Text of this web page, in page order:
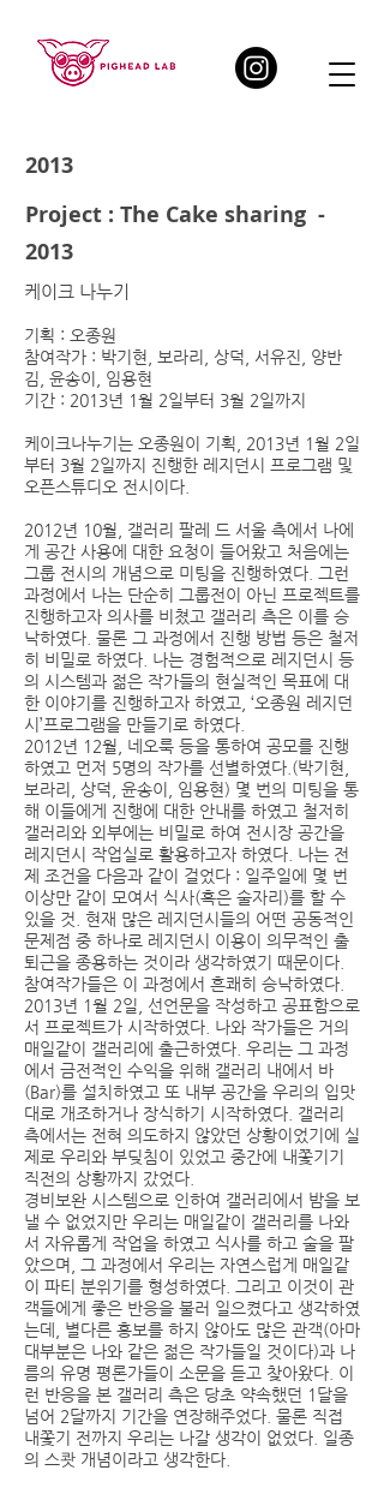
2013
Project : The Cake sharing -
2013
케이크 나누기
기획 : 오종원
참여작가 : 박기현, 보라리, 상덕, 서유진, 양반
김, 윤송이, 임용현
​기간 : 2013년 1월 2일부터 3월 2일까지
케이크나누기는 오종원이 기획, 2013년 1월 2일
부터 3월 2일까지 진행한 레지던시 프로그램 및
오픈스튜디오 전시이다.​
2012년 10월, 갤러리 팔레 드 서울 측에서 나에
게 공간 사용에 대한 요청이 들어왔고 처음에는
그룹 전시의 개념으로 미팅을 진행하였다. 그런
과정에서 나는 단순히 그룹전이 아닌 프로젝트를
진행하고자 의사를 비쳤고 갤러리 측은 이를 승
낙하였다. 물론 그 과정에서 진행 방법 등은 철저
히 비밀로 하였다. 나는 경험적으로 레지던시 등
의 시스템과 젊은 작가들의 현실적인 목표에 대
한 이야기를 진행하고자 하였고, ‘오종원 레지던
시’프로그램을 만들기로 하였다.
2012년 12월, 네오룩 등을 통하여 공모를 진행
하였고 먼저 5명의 작가를 선별하였다.(박기현,
보라리, 상덕, 윤송이, 임용현) 몇 번의 미팅을 통
해 이들에게 진행에 대한 안내를 하였고 철저히
갤러리와 외부에는 비밀로 하여 전시장 공간을
레지던시 작업실로 활용하고자 하였다. 나는 전
제 조건을 다음과 같이 걸었다 : 일주일에 몇 번
이상만 같이 모여서 식사(혹은 술자리)를 할 수
있을 것. 현재 많은 레지던시들의 어떤 공동적인
문제점 중 하나로 레지던시 이용이 의무적인 출
퇴근을 종용하는 것이라 생각하였기 때문이다.
참여작가들은 이 과정에서 흔쾌히 승낙하였다.
2013년 1월 2일, 선언문을 작성하고 공표함으로
서 프로젝트가 시작하였다. 나와 작가들은 거의
매일같이 갤러리에 출근하였다. 우리는 그 과정
에서 금전적인 수익을 위해 갤러리 내에서 바
(Bar)를 설치하였고 또 내부 공간을 우리의 입맛
대로 개조하거나 장식하기 시작하였다. 갤러리
측에서는 전혀 의도하지 않았던 상황이었기에 실
제로 우리와 부딪침이 있었고 중간에 내쫓기기
직전의 상황까지 갔었다.
경비보완 시스템으로 인하여 갤러리에서 밤을 보
낼 수 없었지만 우리는 매일같이 갤러리를 나와
서 자유롭게 작업을 하였고 식사를 하고 술을 팔
았으며, 그 과정에서 우리는 자연스럽게 매일같
이 파티 분위기를 형성하였다. 그리고 이것이 관
객들에게 좋은 반응을 불러 일으켰다고 생각하였
는데, 별다른 홍보를 하지 않아도 많은 관객(아마
대부분은 나와 같은 젊은 작가들일 것이다)과 나
름의 유명 평론가들이 소문을 듣고 찾아왔다. 이
런 반응을 본 갤러리 측은 당초 약속했던 1달을
넘어 2달까지 기간을 연장해주었다. 물론 직접
내쫓기 전까지 우리는 나갈 생각이 없었다. 일종
의 스쾃 개념이라고 생각한다.